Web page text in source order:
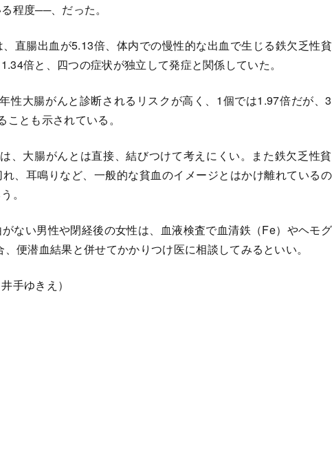
程度──、だった。
直腸出血が5.13倍、体内での慢性的な出血で生じる鉄欠乏性
倍と、四つの症状が独立して発症と関係していた。
性大腸がんと診断されるリスクが高く、1個では1.97倍だが、
ことも示されている。
、大腸がんとは直接、結びつけて考えにくい。また鉄欠乏性
、耳鳴りなど、一般的な貧血のイメージとはかけ離れているの
。
ない男性や閉経後の女性は、血液検査で血清鉄（Fe）やヘモ
便潜血結果と併せてかかりつけ医に相談してみるといい。
手ゆきえ）